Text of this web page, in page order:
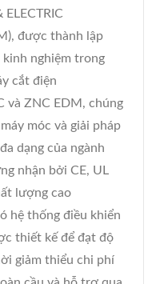
được thành lập
kinh nghiệm trong
cắt điện
và ZNC EDM, chúng
móc và giải pháp
dạng của ngành
nhận bởi CE, UL
lượng cao
hệ thống điều khiển
thiết kế để đạt độ
giảm thiểu chi phí